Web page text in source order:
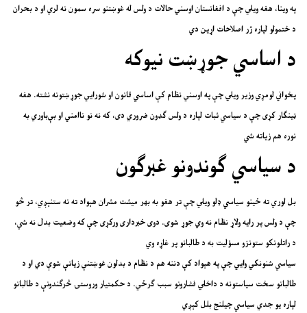
په وینا، هغه ویلي چې د افغانستان اوسني حالات د ولس له غوښتنو سره سمون نه لري او د بحران
د ختمولو لپاره ژر اصلاحات اړین دي
د اساسي جوړښت نیوکه
پخواني لومړي وزیر ویلي چې په اوسني نظام کې اساسي قانون او شورایي جوړښتونه نشته. هغه
ټینګار کړی چې د سیاسي ثبات لپاره د ولس ګډون ضروري دی، که نه نو ناامني او بې‌باوري به
نوره هم زیاته شي
د سیاسي ګوندونو غبرګون
بل لوري ته ځینو سیاسي ډلو ویلي چې تر هغو به بهر میشت مشران هېواد ته نه ستنېږي، تر څو
چې د ولس پر رایه ولاړ نظام نه وي جوړ شوی. دوی خبرداری ورکړی چې که وضعیت بدل نه شي،
د راتلونکو ستونزو مسؤلیت به د طالبانو پر غاړه وي
سیاسي شنونکي وایي چې په هېواد کې دننه هم د نظام د بدلون غوښتنې زیاتې شوې دي او د
طالبانو سخت سیاستونه د داخلي فشارونو سبب ګرځي. د حکمتیار وروستۍ څرګندونې د طالبانو
لپاره یو جدي سیاسي چیلنج بلل کېږي